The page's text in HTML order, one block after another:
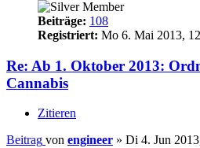
Beiträge: 108
Registriert: Mo 6. Mai 2013,
Re: Ab 1. Oktober 2013:
Cannabis
Zitieren
Beitrag von engineer » Di 4. Jun